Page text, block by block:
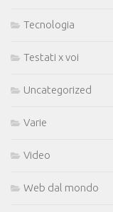
Tecnologia
Testati x voi
Uncategorized
Varie
Video
Web dal mondo